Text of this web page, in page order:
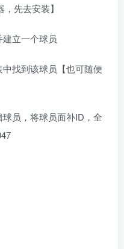
先去安装】
立一个球员
找到该球员【也可随便
员，将球员面补ID，全